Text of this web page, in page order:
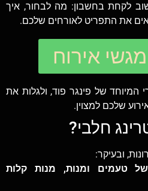
לקחת בחשבון: מה לבחור, איך
את התפריט לאורחים שלכם.
אירוח
המיוחד של פינגר פוד, ולגלות את
שלכם למצוין.
חלבי?
ובעיקר:
של טעמים ומנות, מנות קלות